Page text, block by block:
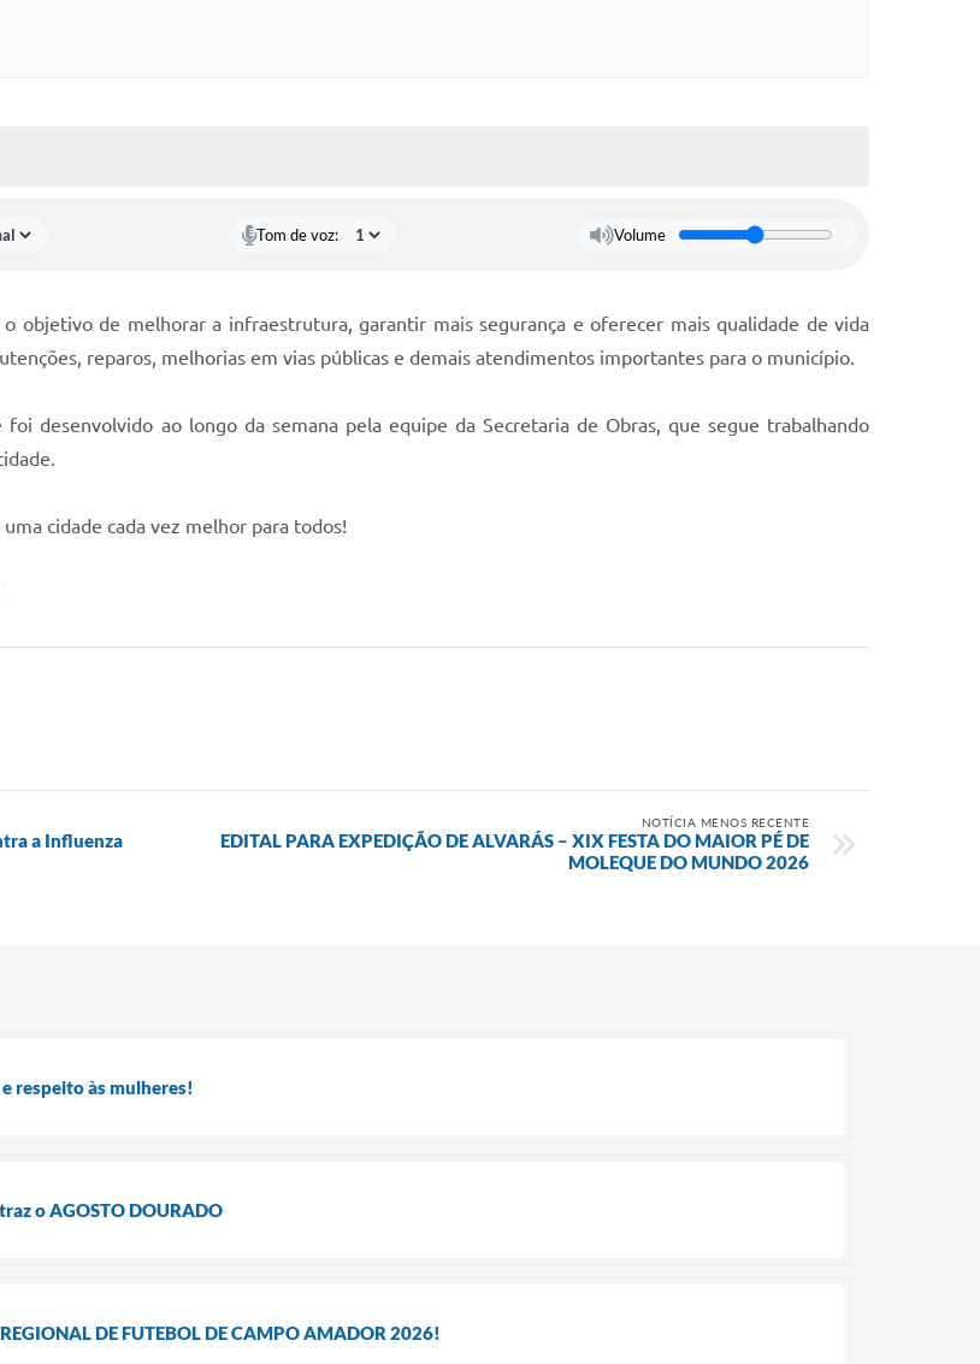
Tom de voz: Volume
objetivo de melhorar a infraestrutura, garantir mais segurança e oferecer mais qualidade de vida
reparos, melhorias em vias públicas e demais atendimentos importantes para o município.
desenvolvido ao longo da semana pela equipe da Secretaria de Obras, que segue trabalhando
cidade cada vez melhor para todos!
a Influenza
NOTÍCIA MENOS RECENTE
EDITAL PARA EXPEDIÇÃO DE ALVARÁS – XIX FESTA DO MAIOR PÉ DE
MOLEQUE DO MUNDO 2026
respeito às mulheres!
o AGOSTO DOURADO
DE FUTEBOL DE CAMPO AMADOR 2026!